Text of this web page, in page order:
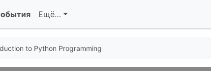
Ещё…
to Python Programming